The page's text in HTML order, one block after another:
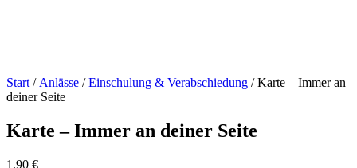
Start / Anlässe /Einschulung & Verabschiedung / Karte – Immer an
deiner Seite
Karte – Immer an deiner Seite
1,90 €